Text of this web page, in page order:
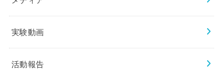
実験動画
活動報告